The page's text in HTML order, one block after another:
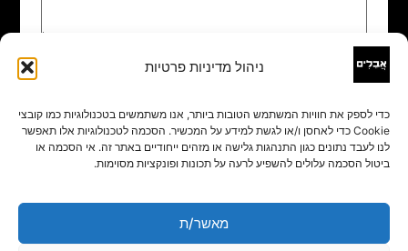
ניהול מדיניות פרטיות
כדי לספק את חוויות המשתמש הטובות ביותר, אנו משתמשים בטכנולוגיות כמו קובצי
Cookie כדי לאחסן ו/או לגשת למידע על המכשיר. הסכמה לטכנולוגיות אלו תאפשר
לנו לעבד נתונים כגון התנהגות גלישה או מזהים ייחודיים באתר זה. אי הסכמה או
ביטול הסכמה עלולים להשפיע לרעה על תכונות ופונקציות מסוימות.
מאשר/ת
שם
אימייל*